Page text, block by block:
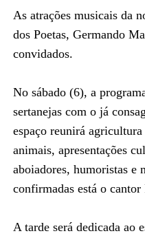
As atrações musicais da
dos Poetas, Germando
convidados.
No sábado (6), a
sertanejas com o já
espaço reunirá
animais, apresentações
aboiadores, humoristas e
confirmadas está o
A tarde será dedicada ao